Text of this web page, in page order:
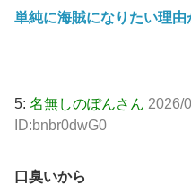
単純に海賊になりたい理由
5: 名無しのぽんさん 2026/
ID:bnbr0dwG0
口臭いから